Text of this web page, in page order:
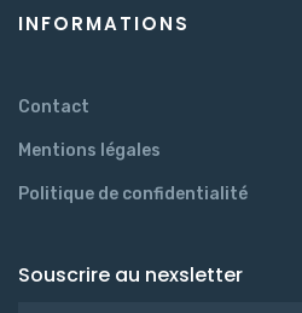
INFORMATIONS
Contact
Mentions légales
Politique de confidentialité
Souscrire au nexsletter